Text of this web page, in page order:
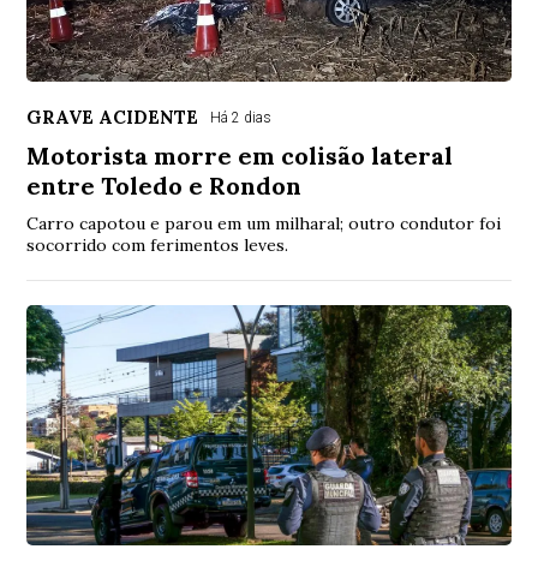
GRAVE ACIDENTE Há 2 dias
Motorista morre em colisão lateral
entre Toledo e Rondon
Carro capotou e parou em um milharal; outro condutor foi
socorrido com ferimentos leves.